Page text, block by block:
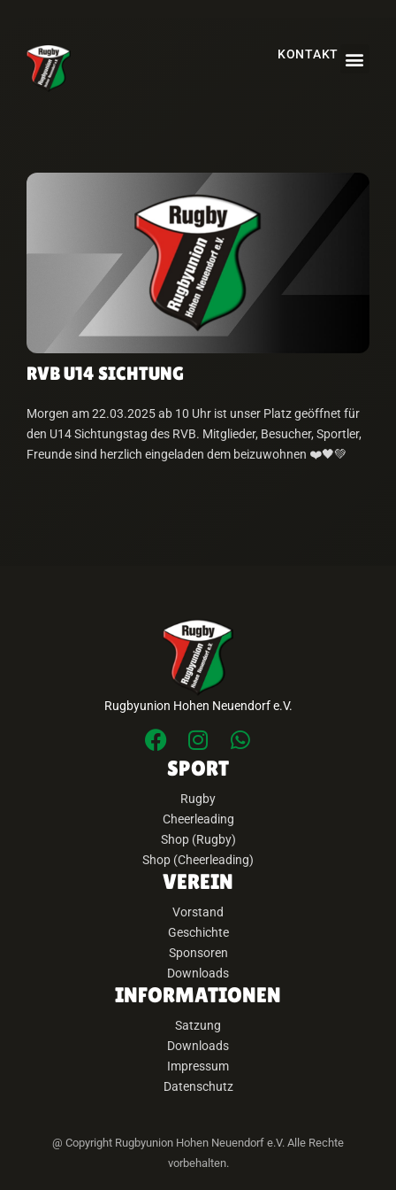
KONTAKT
RVB U14 SICHTUNG
Morgen am 22.03.2025 ab 10 Uhr ist unser Platz geöffnet für
den U14 Sichtungstag des RVB. Mitglieder, Besucher, Sportler,
Freunde sind herzlich eingeladen dem beizuwohnen ❤️🖤💚
Rugbyunion Hohen Neuendorf e.V.
SPORT
Rugby
Cheerleading
Shop (Rugby)
Shop (Cheerleading)
VEREIN
Vorstand
Geschichte
Sponsoren
Downloads
INFORMATIONEN
Satzung
Downloads
Impressum
Datenschutz
@ Copyright Rugbyunion Hohen Neuendorf e.V. Alle Rechte
vorbehalten.